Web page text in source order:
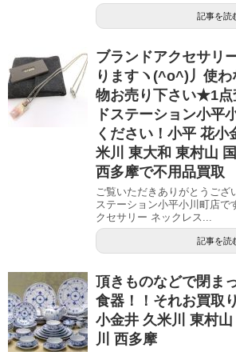
記事を読
ブランドアクセサリ
りますヽ(^o^)丿使
物お売り下さい★1点
ドステーション小平
ください！小平 花小
米川 東大和 東村山
西多摩で不用品買取
ご覧いただきありがとうござ
ステーション小平小川町店
クセサリー ネックレス...
記事を読
頂きものなどで閉ま
食器！！それお買取
小金井 久米川 東村
川 西多摩